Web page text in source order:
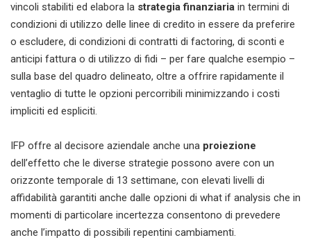
vincoli stabiliti ed elabora la strategia finanziaria in termini di
condizioni di utilizzo delle linee di credito in essere da preferire
o escludere, di condizioni di contratti di factoring, di sconti e
anticipi fattura o di utilizzo di fidi – per fare qualche esempio –
sulla base del quadro delineato, oltre a offrire rapidamente il
ventaglio di tutte le opzioni percorribili minimizzando i costi
impliciti ed espliciti.
IFP offre al decisore aziendale anche una proiezione
dell’effetto che le diverse strategie possono avere con un
orizzonte temporale di 13 settimane, con elevati livelli di
affidabilità garantiti anche dalle opzioni di what if analysis che in
momenti di particolare incertezza consentono di prevedere
anche l’impatto di possibili repentini cambiamenti.